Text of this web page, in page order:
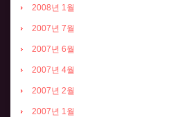
2008년 1월
2007년 7월
2007년 6월
2007년 4월
2007년 2월
2007년 1월